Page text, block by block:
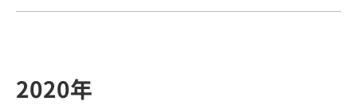
2020年